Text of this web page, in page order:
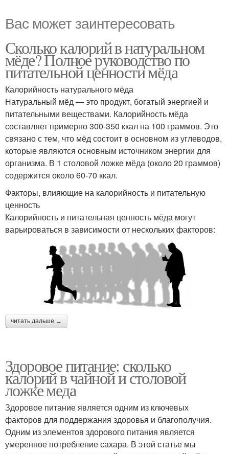
Вас может заинтересовать
Сколько калорий в натуральном
мёде? Полное руководство по
питательной ценности мёда
Калорийность натурального мёда
Натуральный мёд — это продукт, богатый энергией и
питательными веществами. Калорийность мёда
составляет примерно 300-350 ккал на 100 граммов. Это
связано с тем, что мёд состоит в основном из углеводов,
которые являются основным источником энергии для
организма. В 1 столовой ложке мёда (около 20 граммов)
содержится около 60-70 ккал.
Факторы, влияющие на калорийность и питательную
ценность
Калорийность и питательная ценность мёда могут
варьироваться в зависимости от нескольких факторов:
читать дальше →
Здоровое питание: сколько
калорий в чайной и столовой
ложке меда
Здоровое питание является одним из ключевых
факторов для поддержания здоровья и благополучия.
Одним из элементов здорового питания является
умеренное потребление сахара. В этой статье мы